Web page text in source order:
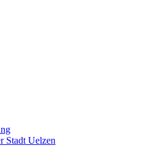
Stadt Uelzen